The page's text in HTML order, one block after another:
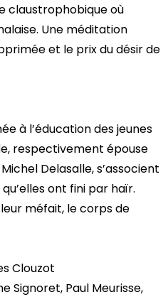
claustrophobique où
Une méditation
et le prix du désir de
à l’éducation des jeunes
respectivement épouse
Delasalle, s’associent
ont fini par haïr.
méfait, le corps de
Clouzot
Signoret, Paul Meurisse,